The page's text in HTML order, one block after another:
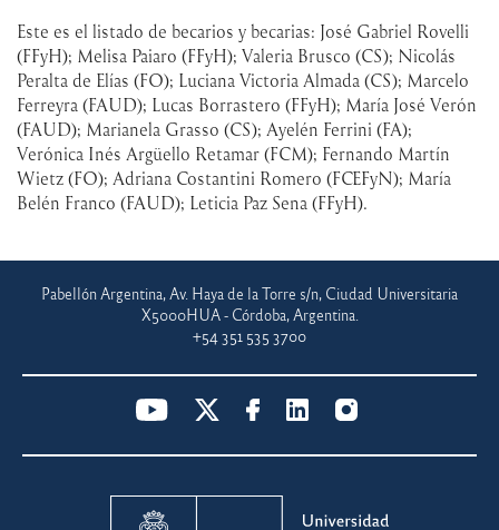
Este es el listado de becarios y becarias: José Gabriel Rovelli
(FFyH); Melisa Paiaro (FFyH); Valeria Brusco (CS); Nicolás
Peralta de Elías (FO); Luciana Victoria Almada (CS); Marcelo
Ferreyra (FAUD); Lucas Borrastero (FFyH); María José Verón
(FAUD); Marianela Grasso (CS); Ayelén Ferrini (FA);
Verónica Inés Argüello Retamar (FCM); Fernando Martín
Wietz (FO); Adriana Costantini Romero (FCEFyN); María
Belén Franco (FAUD); Leticia Paz Sena (FFyH).
Pabellón Argentina, Av. Haya de la Torre s/n, Ciudad Universitaria
X5000HUA - Córdoba, Argentina.
+54 351 535 3700